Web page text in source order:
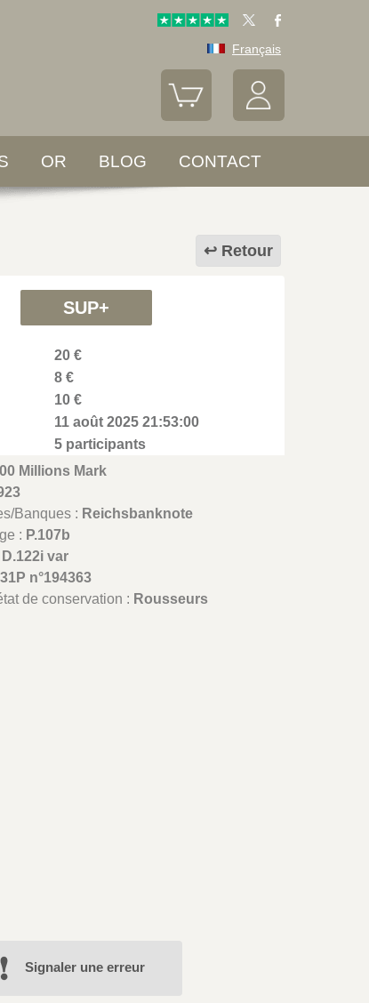
Français
OR BLOG CONTACT
Retour
SUP+
20 €
8 €
10 €
11 août 2025 21:53:00
5 participants
Millions Mark
Banques : Reichsbanknote
: P.107b
D.122i var
31P n°194363
de conservation : Rousseurs
Signaler une erreur